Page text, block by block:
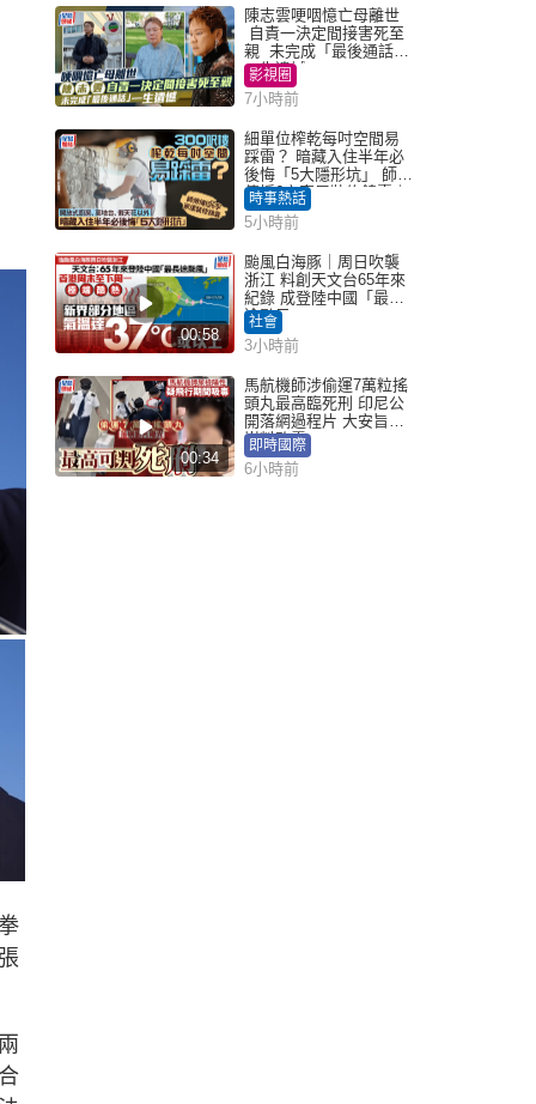
陳志雲哽咽憶亡母離世
自責一決定間接害死至
親 未完成「最後通話」
一生遺憾
影視圈
7小時前
細單位榨乾每吋空間易
踩雷？ 暗藏入住半年必
後悔「5大隱形坑」 師傅
傳授6字家居裝修錦囊｜
Juicy叮
時事熱話
5小時前
00:58
颱風白海豚｜周日吹襲
浙江 料創天文台65年來
紀錄 成登陸中國「最長
途颱風」
社會
3小時前
00:34
馬航機師涉偷運7萬粒搖
頭丸最高臨死刑 印尼公
開落網過程片 大安旨意
豈料敗露
即時國際
6小時前